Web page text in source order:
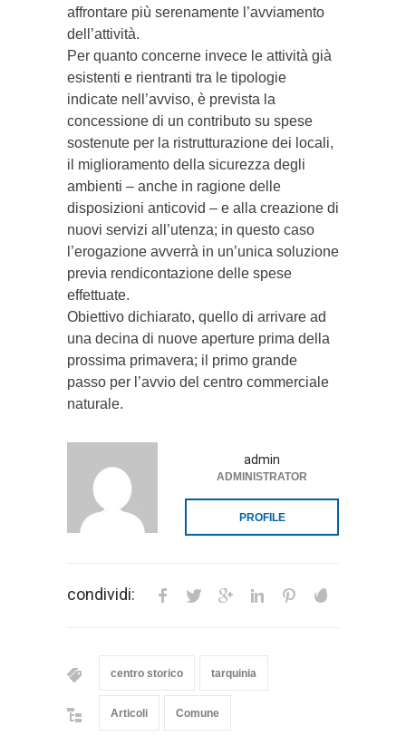
affrontare più serenamente l’avviamento
dell’attività.
Per quanto concerne invece le attività già
esistenti e rientranti tra le tipologie
indicate nell’avviso, è prevista la
concessione di un contributo su spese
sostenute per la ristrutturazione dei locali,
il miglioramento della sicurezza degli
ambienti – anche in ragione delle
disposizioni anticovid – e alla creazione di
nuovi servizi all’utenza; in questo caso
l’erogazione avverrà in un’unica soluzione
previa rendicontazione delle spese
effettuate.
Obiettivo dichiarato, quello di arrivare ad
una decina di nuove aperture prima della
prossima primavera; il primo grande
passo per l’avvio del centro commerciale
naturale.
admin
ADMINISTRATOR
PROFILE
condividi:
centro storico tarquinia
Articoli Comune